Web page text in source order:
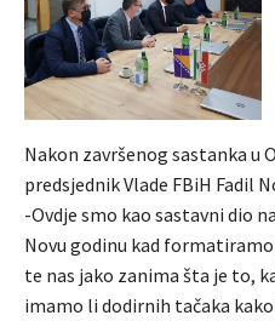
Nakon završenog sastanka u
predsjednik Vlade FBiH Fadil
-Ovdje smo kao sastavni dio
Novu godinu kad
te nas jako zanima šta je to,
imamo li dodirnih tačaka